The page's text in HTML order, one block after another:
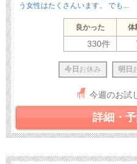
う女性はたくさんいます。 でも...
良かった 体
330件
今日 お休み 明日
今週のお試
詳細・